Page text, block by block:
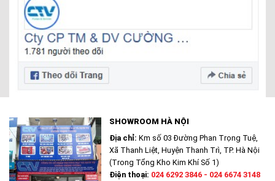
SHOWROOM HÀ NỘI
Địa chỉ: Km số 03 Đường Phan Trọng Tuệ,
Xã Thanh Liệt, Huyện Thanh Trì, TP. Hà Nội
(Trong Tổng Kho Kim Khí Số 1)
Điện thoại: 024 6292 3846 - 024 6674 3148